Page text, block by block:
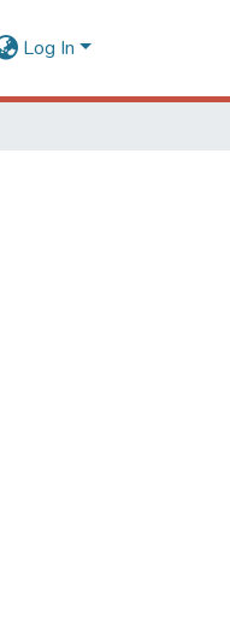
Log In